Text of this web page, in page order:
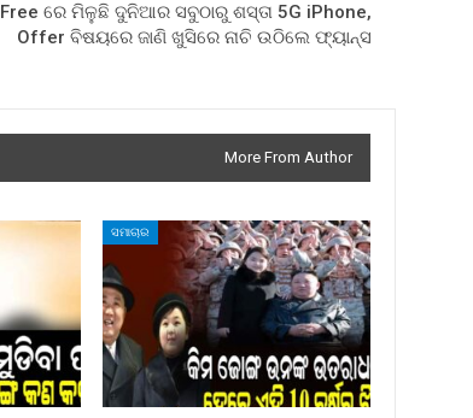
Free ରେ ମିଳୁଛି ଦୁନିଆର ସବୁଠାରୁ ଶସ୍ତା 5G iPhone,
Offer ବିଷୟରେ ଜାଣି ଖୁସିରେ ନାଚି ଉଠିଲେ ଫ୍ୟାନ୍ସ
More From Author
ସମାଚାର